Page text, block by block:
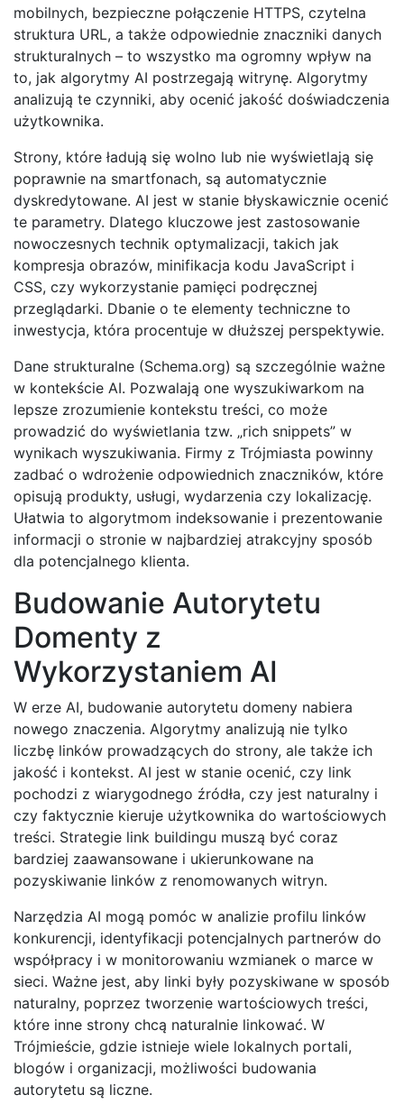
mobilnych, bezpieczne połączenie HTTPS, czytelna
struktura URL, a także odpowiednie znaczniki danych
strukturalnych – to wszystko ma ogromny wpływ na
to, jak algorytmy AI postrzegają witrynę. Algorytmy
analizują te czynniki, aby ocenić jakość doświadczenia
użytkownika.
Strony, które ładują się wolno lub nie wyświetlają się
poprawnie na smartfonach, są automatycznie
dyskredytowane. AI jest w stanie błyskawicznie ocenić
te parametry. Dlatego kluczowe jest zastosowanie
nowoczesnych technik optymalizacji, takich jak
kompresja obrazów, minifikacja kodu JavaScript i
CSS, czy wykorzystanie pamięci podręcznej
przeglądarki. Dbanie o te elementy techniczne to
inwestycja, która procentuje w dłuższej perspektywie.
Dane strukturalne (Schema.org) są szczególnie ważne
w kontekście AI. Pozwalają one wyszukiwarkom na
lepsze zrozumienie kontekstu treści, co może
prowadzić do wyświetlania tzw. „rich snippets” w
wynikach wyszukiwania. Firmy z Trójmiasta powinny
zadbać o wdrożenie odpowiednich znaczników, które
opisują produkty, usługi, wydarzenia czy lokalizację.
Ułatwia to algorytmom indeksowanie i prezentowanie
informacji o stronie w najbardziej atrakcyjny sposób
dla potencjalnego klienta.
Budowanie Autorytetu
Domenty z
Wykorzystaniem AI
W erze AI, budowanie autorytetu domeny nabiera
nowego znaczenia. Algorytmy analizują nie tylko
liczbę linków prowadzących do strony, ale także ich
jakość i kontekst. AI jest w stanie ocenić, czy link
pochodzi z wiarygodnego źródła, czy jest naturalny i
czy faktycznie kieruje użytkownika do wartościowych
treści. Strategie link buildingu muszą być coraz
bardziej zaawansowane i ukierunkowane na
pozyskiwanie linków z renomowanych witryn.
Narzędzia AI mogą pomóc w analizie profilu linków
konkurencji, identyfikacji potencjalnych partnerów do
współpracy i w monitorowaniu wzmianek o marce w
sieci. Ważne jest, aby linki były pozyskiwane w sposób
naturalny, poprzez tworzenie wartościowych treści,
które inne strony chcą naturalnie linkować. W
Trójmieście, gdzie istnieje wiele lokalnych portali,
blogów i organizacji, możliwości budowania
autorytetu są liczne.